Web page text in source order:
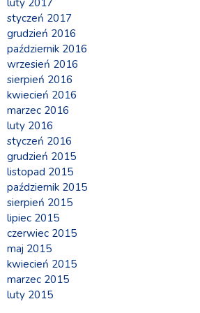
luty 2017
styczeń 2017
grudzień 2016
październik 2016
wrzesień 2016
sierpień 2016
kwiecień 2016
marzec 2016
luty 2016
styczeń 2016
grudzień 2015
listopad 2015
październik 2015
sierpień 2015
lipiec 2015
czerwiec 2015
maj 2015
kwiecień 2015
marzec 2015
luty 2015